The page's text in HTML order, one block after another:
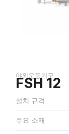
야외운동기구
FSH 12
설치 규격
주요 소재